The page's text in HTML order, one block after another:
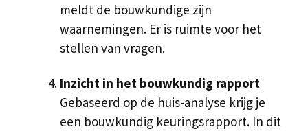
meldt de bouwkundige zijn
waarnemingen. Er is ruimte voor het
stellen van vragen.
Inzicht in het bouwkundig rapport
Gebaseerd op de huis-analyse krijg je
een bouwkundig keuringsrapport. In dit